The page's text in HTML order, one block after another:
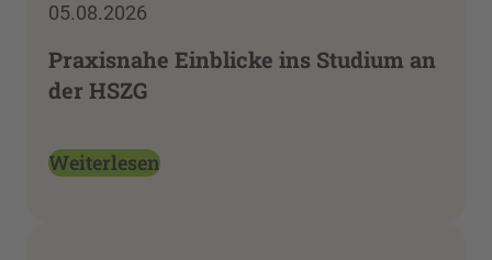
05.08.2026
Praxisnahe Einblicke ins Studium an
der HSZG
Weiterlesen